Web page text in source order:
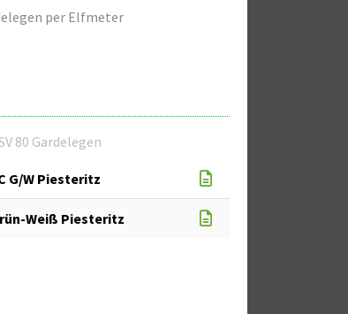
per Elfmeter
80 Gardelegen
G/W Piesteritz
Weiß Piesteritz